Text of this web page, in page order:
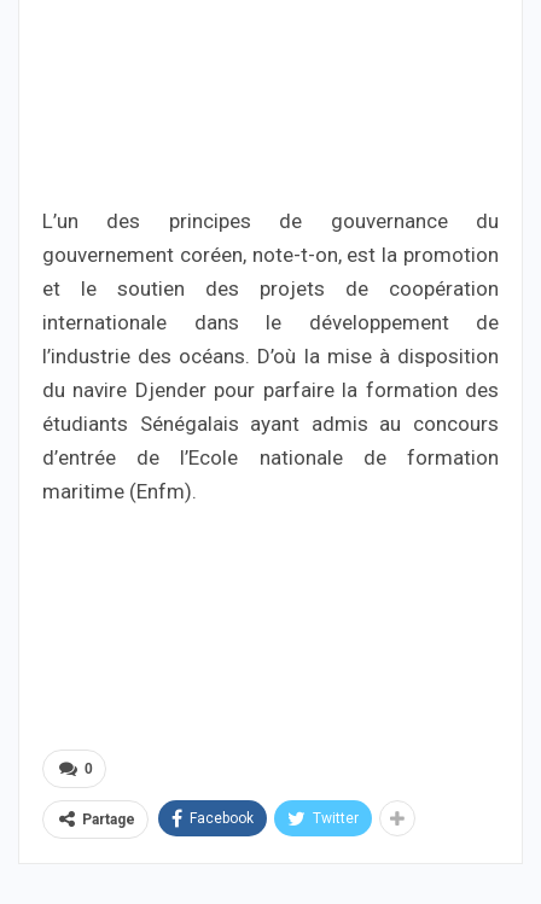
L’un des principes de gouvernance du
gouvernement coréen, note-t-on, est la promotion
et le soutien des projets de coopération
internationale dans le développement de
l’industrie des océans. D’où la mise à disposition
du navire Djender pour parfaire la formation des
étudiants Sénégalais ayant admis au concours
d’entrée de l’Ecole nationale de formation
maritime (Enfm).
0
Partage Facebook Twitter